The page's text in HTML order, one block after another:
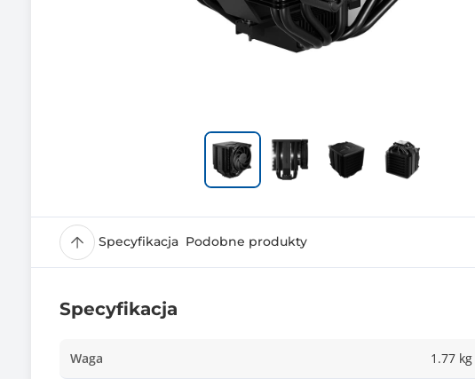
Specyfikacja Podobne produkty
Specyfikacja
Waga 1.77 kg